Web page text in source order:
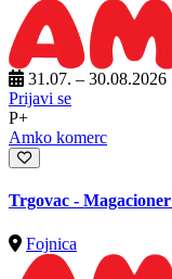
31.07. – 30.08.2026
Prijavi se
P+
Amko komerc
Trgovac - Magacioner
Fojnica